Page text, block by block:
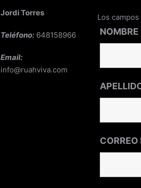
Jordi Torres
Teléfono: 648158966
Email:
info@ruahviva.com
Los
NOMBRE